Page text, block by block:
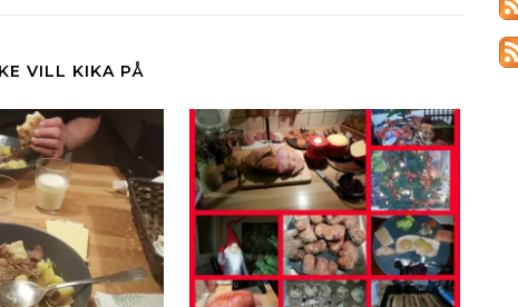
VILL KIKA PÅ